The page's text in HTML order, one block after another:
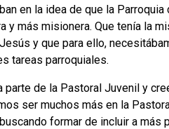
en la idea de que la
y más misionera. Que tenía la
y que para ello,
tareas parroquiales.
parte de la Pastoral Juvenil y
ser muchos más en la
formar de incluir a más